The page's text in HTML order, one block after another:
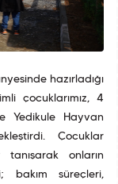
hazırladığı
çocuklarımız, 4
Yedikule Hayvan
Çocuklar
onların
bakım süreçleri,